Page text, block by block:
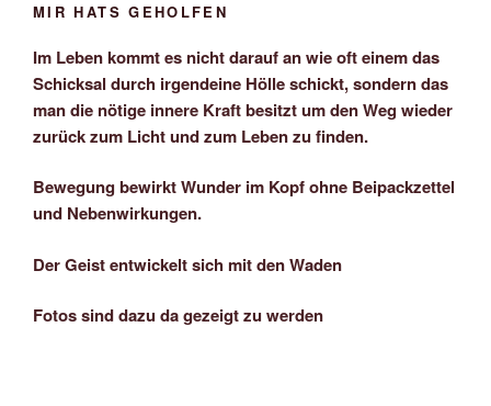
MIR HATS GEHOLFEN
Im Leben kommt es nicht darauf an wie oft einem das
Schicksal durch irgendeine Hölle schickt, sondern das
man die nötige innere Kraft besitzt um den Weg wieder
zurück zum Licht und zum Leben zu finden.
Bewegung bewirkt Wunder im Kopf ohne Beipackzettel
und Nebenwirkungen.
Der Geist entwickelt sich mit den Waden
Fotos sind dazu da gezeigt zu werden